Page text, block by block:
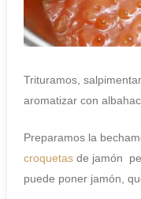
Trituramos,
aromatizar con
Preparamos la
croquetas de jamón
puede poner jamón,